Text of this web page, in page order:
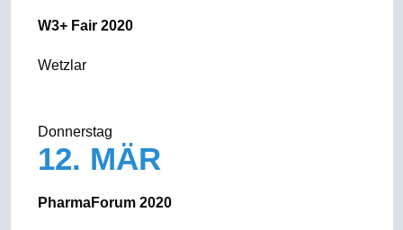
W3+ Fair 2020
Wetzlar
Donnerstag
12. MÄR
PharmaForum 2020